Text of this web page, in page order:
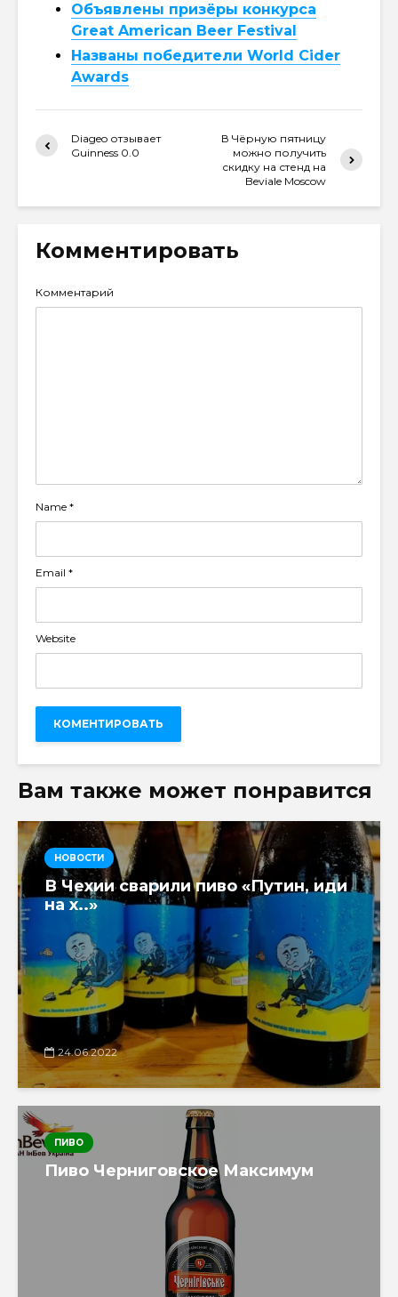
Объявлены призёры конкурса
Great American Beer Festival
Названы победители World Cider
Awards
Diageo отзывает
Guinness 0.0
В Чёрную пятницу
можно получить
скидку на стенд на
Beviale Moscow
Комментировать
Комментарий
Name *
Email *
Website
Вам также может понравится
НОВОСТИ
В Чехии сварили пиво «Путин, иди
на х..»
24.06.2022
ПИВО
Пиво Черниговское Максимум